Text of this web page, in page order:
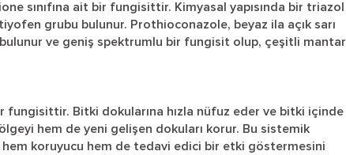
sınıfına ait bir fungisittir. Kimyasal yapısında bir triazol
grubu bulunur. Prothioconazole, beyaz ila açık sarı
ve geniş spektrumlu bir fungisit olup, çeşitli mantar
fungisittir. Bitki dokularına hızla nüfuz eder ve bitki içinde
hem de yeni gelişen dokuları korur. Bu sistemik
koruyucu hem de tedavi edici bir etki göstermesini